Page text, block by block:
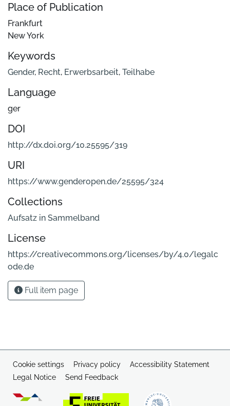
Place of Publication
Frankfurt
New York
Keywords
Gender, Recht, Erwerbsarbeit, Teilhabe
Language
ger
DOI
http://dx.doi.org/10.25595/319
URI
https://www.genderopen.de/25595/324
Collections
Aufsatz in Sammelband
License
https://creativecommons.org/licenses/by/4.0/legalc
ode.de
Full item page
Cookie settings Privacy policy
Accessibility Statement
Legal Notice
Send Feedback